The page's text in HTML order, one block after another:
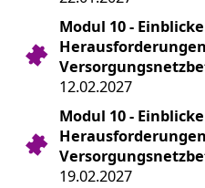
Modul 10 -
12.02.2027
Modul 10 -
19.02.2027